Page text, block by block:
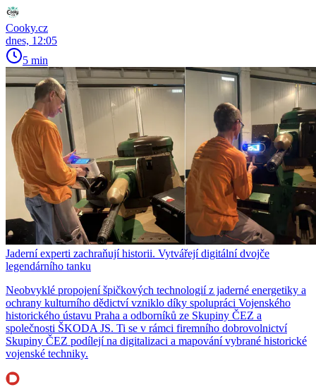
Cooky.cz
dnes, 12:05
5 min
Jaderní experti zachraňují historii. Vytvářejí digitální dvojče
legendárního tanku
Neobvyklé propojení špičkových technologií z jaderné energetiky a
ochrany kulturního dědictví vzniklo díky spolupráci Vojenského
historického ústavu Praha a odborníků ze Skupiny ČEZ a
společnosti ŠKODA JS. Ti se v rámci firemního dobrovolnictví
Skupiny ČEZ podílejí na digitalizaci a mapování vybrané historické
vojenské techniky.